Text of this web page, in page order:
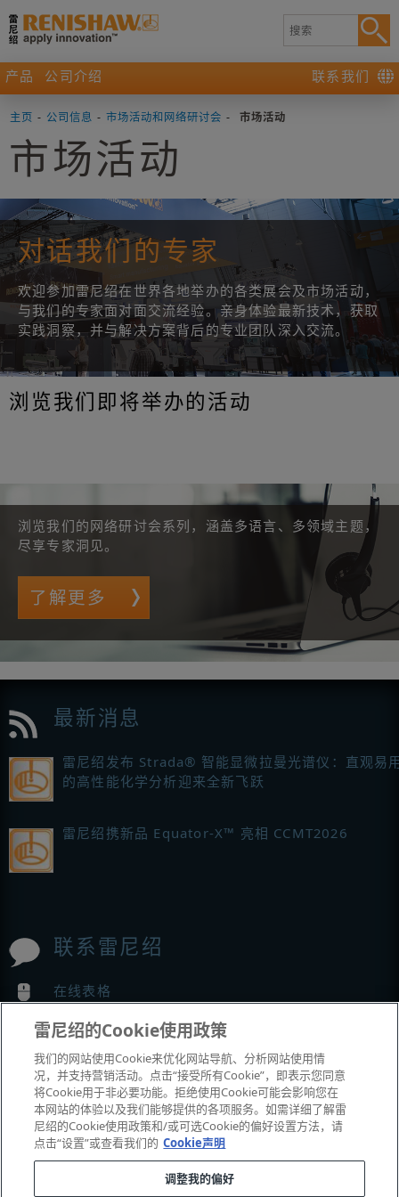
产品 公司介绍 联系我们
主页 - 公司信息 - 市场活动和网络研讨会 - 市场活动
市场活动
对话我们的专家
欢迎参加雷尼绍在世界各地举办的各类展会及市场活动，
与我们的专家面对面交流经验。亲身体验最新技术，获取
实践洞察，并与解决方案背后的专业团队深入交流。
浏览我们即将举办的活动
浏览我们的网络研讨会系列，涵盖多语言、多领域主题，
尽享专家洞见。
了解更多
最新消息
雷尼绍发布 Strada® 智能显微拉曼光谱仪：直观易
的高性能化学分析迎来全新飞跃
雷尼绍携新品 Equator-X™ 亮相 CCMT2026
联系雷尼绍
在线表格
全球分支机构联系方式
MyRenishaw
在线商城
雷尼绍的Cookie使用政策
我们的网站使用Cookie来优化网站导航、分析网站使用情
况，并支持营销活动。点击“接受所有Cookie”，即表示您同意
将Cookie用于非必要功能。拒绝使用Cookie可能会影响您在
本网站的体验以及我们能够提供的各项服务。如需详细了解雷
尼绍的Cookie使用政策和/或可选Cookie的偏好设置方法，请
点击“设置”或查看我们的 Cookie声明
调整我的偏好